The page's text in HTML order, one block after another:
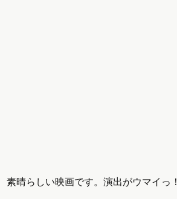
素晴らしい映画です。演出がウマイっ！